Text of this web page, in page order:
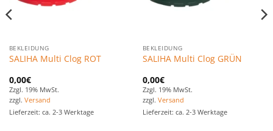
BEKLEIDUNG
SALIHA Multi Clog ROT
0,00€
Zzgl. 19% MwSt.
zzgl. Versand
Lieferzeit: ca. 2-3 Werktage
BEKLEIDUNG
SALIHA Multi Clog GRÜN
0,00€
Zzgl. 19% MwSt.
zzgl. Versand
Lieferzeit: ca. 2-3 Werktage